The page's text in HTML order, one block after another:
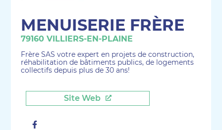
MENUISERIE FRÈRE
79160 VILLIERS-EN-PLAINE
Frère SAS votre expert en projets de construction,
réhabilitation de bâtiments publics, de logements
collectifs depuis plus de 30 ans!
Site Web